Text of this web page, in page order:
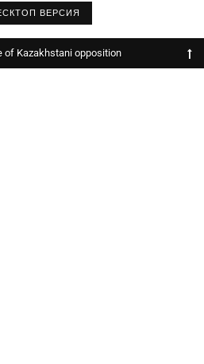
ВЕРСИЯ
of Kazakhstani opposition